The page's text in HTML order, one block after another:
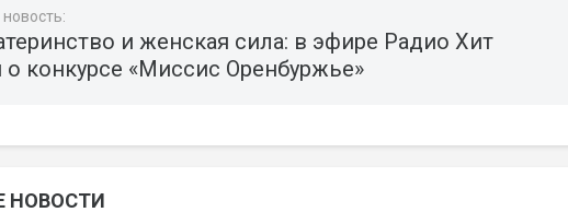
и женская сила: в эфире Радио Хит
о конкурсе «Миссис Оренбуржье»
НОВОСТИ